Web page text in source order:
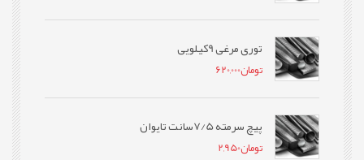
توری مرغی 9کیلویی
تومان620,000
پیچ سرمته 7/5سانت تایوان
تومان2,950